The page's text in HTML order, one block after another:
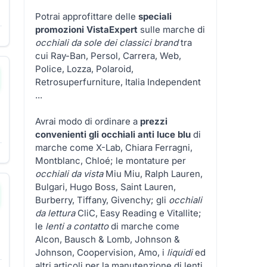
Potrai approfittare delle speciali
promozioni VistaExpert sulle marche di
occhiali da sole dei classici brandtra
cui Ray-Ban, Persol, Carrera, Web,
Police, Lozza, Polaroid,
Retrosuperfurniture, Italia Independent
...
Avrai modo di ordinare a prezzi
convenienti gli occhiali anti luce blu di
marche come X-Lab, Chiara Ferragni,
Montblanc, Chloé; le montature per
occhiali da vistaMiu Miu, Ralph Lauren,
Bulgari, Hugo Boss, Saint Lauren,
Burberry, Tiffany, Givenchy; gli occhiali
da letturaCliC, Easy Reading e Vitallite;
le lenti a contattodi marche come
Alcon, Bausch & Lomb, Johnson &
Johnson, Coopervision, Amo, i liquidied